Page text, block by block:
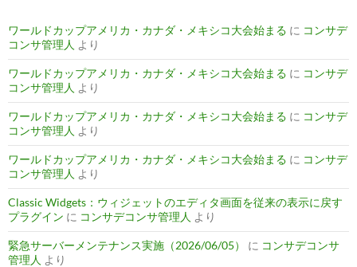
ワールドカップアメリカ・カナダ・メキシコ大会始まる に コンサデ
コンサ管理人 より
ワールドカップアメリカ・カナダ・メキシコ大会始まる に コンサデ
コンサ管理人 より
ワールドカップアメリカ・カナダ・メキシコ大会始まる に コンサデ
コンサ管理人 より
ワールドカップアメリカ・カナダ・メキシコ大会始まる に コンサデ
コンサ管理人 より
Classic Widgets：ウィジェットのエディタ画面を従来の表示に戻す
プラグイン に コンサデコンサ管理人 より
緊急サーバーメンテナンス実施（2026/06/05） に コンサデコンサ
管理人 より